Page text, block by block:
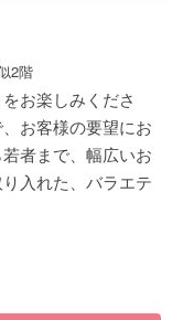
2階
お楽しみくださ
お客様の要望にお
者まで、幅広いお
入れた、バラエテ